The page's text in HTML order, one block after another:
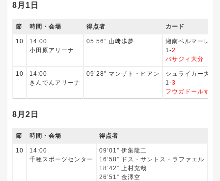
8月1日
節 時間・会場 得点者 カード
10
14:00
小田原アリーナ
05’56” 山﨑歩夢
湘南ベルマーレ
1-2
バサジィ大分
10
14:00
きんでんアリーナ
09’28” マンザト・ヒアン
シュライカー大阪
1-3
フウガドールすみ
8月2日
節 時間・会場 得点者
10
14:00
千種スポーツセンター
09’01” 伊集龍二
16’58” ドス・サントス・ラファエル
18’42” 上村充哉
26’51” 金澤空